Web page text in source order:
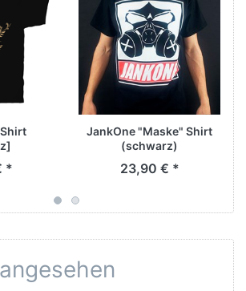
*
JankOne "Maske" Shirt
(schwarz)
23,90 € *